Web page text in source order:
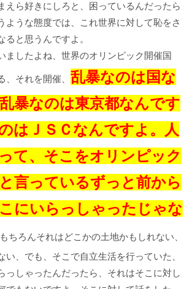
えら好きにしろと、困っているんだったら
ような態度では、これ世界に対して恥をさ
ると思うんですよ。
ましたよね、世界のオリンピック開催国
、それを開催、 乱暴なのは国な
暴なのは東京都なんです
はＪＳＣなんですよ。人
て、そこをオリンピック
言っているずっと前から
にいらっしゃったじゃな
もちろんそれはどこかの土地かもしれない、
い、でも、そこで自立生活を行っていた、
っしゃったんだったら、それはそこに対し